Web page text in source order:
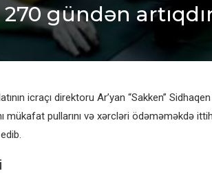
gündən
icraçı direktoru Ar’yan “Sakken”
mükafat pullarını və xərcləri ödəməməkdə